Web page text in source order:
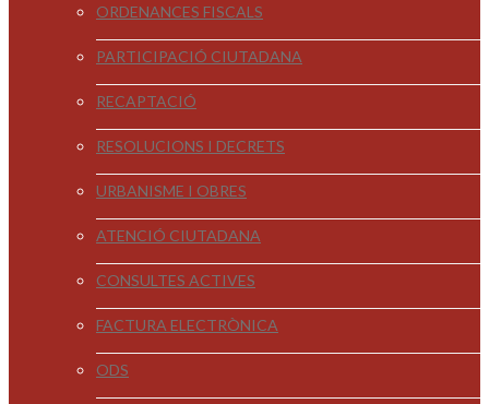
ORDENANCES FISCALS
PARTICIPACIÓ CIUTADANA
RECAPTACIÓ
RESOLUCIONS I DECRETS
URBANISME I OBRES
ATENCIÓ CIUTADANA
CONSULTES ACTIVES
FACTURA ELECTRÒNICA
ODS